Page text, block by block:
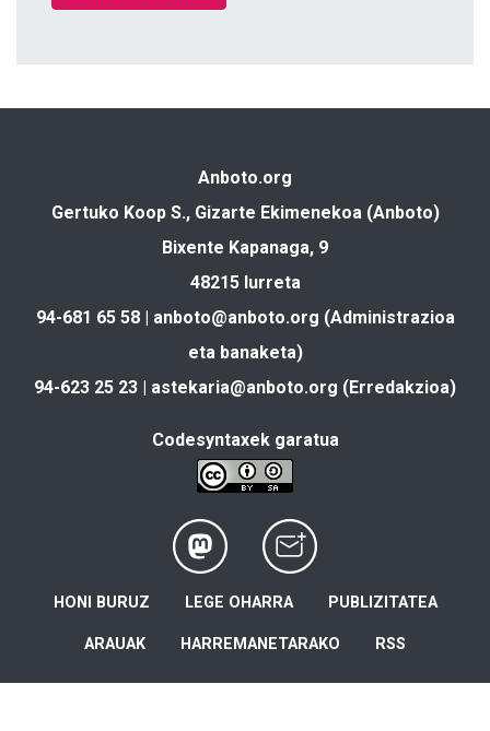
Anboto.org
Gertuko Koop S., Gizarte Ekimenekoa (Anboto)
Bixente Kapanaga, 9
48215 Iurreta
94-681 65 58 | anboto@anboto.org (Administrazioa
eta banaketa)
94-623 25 23 | astekaria@anboto.org (Erredakzioa)
Codesyntaxek garatua
HONI BURUZ LEGE OHARRA PUBLIZITATEA
ARAUAK HARREMANETARAKO RSS